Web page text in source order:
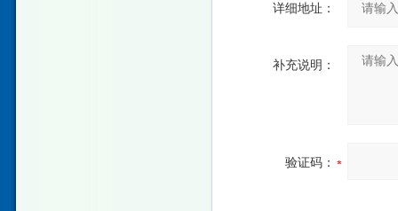
详细地址：
补充说明：
验证码：